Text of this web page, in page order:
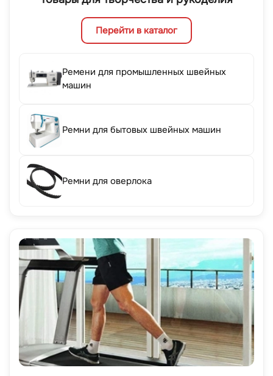
Перейти в каталог
Ремени для промышленных швейных
машин
Ремни для бытовых швейных машин
Ремни для оверлока